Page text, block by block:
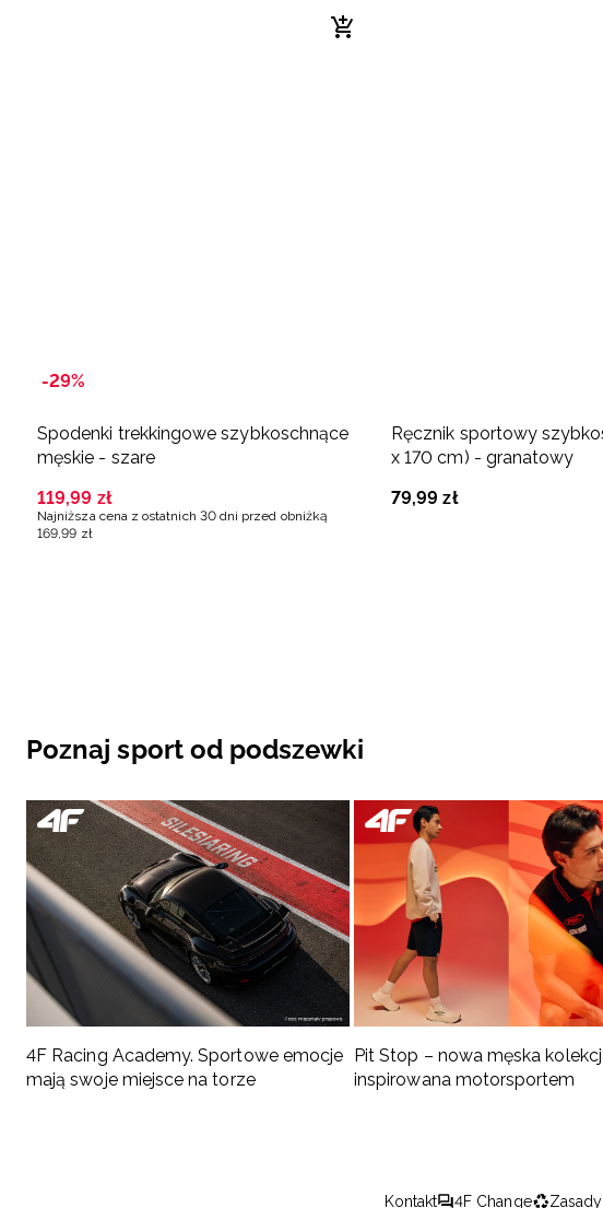
-29%
Spodenki trekkingowe szybkoschnące
męskie - szare
119,99 zł
Najniższa cena z ostatnich 30 dni przed obniżką
169 ,99 zł
Ręcznik sportowy
x 170 cm) - granatowy
79,99 zł
Poznaj sport od podszewki
4F Racing Academy. Sportowe emocje
mają swoje miejsce na torze
Pit Stop – nowa męska
inspirowana motorsportem
Kontakt 4F Change